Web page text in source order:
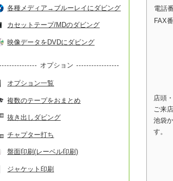
各種メディア→ブルーレイにダビング
カセットテープ/MDのダビング
映像データをDVDにダビング
オプション
オプション一覧
複数のテープをおまとめ
抜き出しダビング
チャプター打ち
盤面印刷(レーベル印刷)
ジャケット印刷
電話
FAX
店頭
ご来
池袋
す。